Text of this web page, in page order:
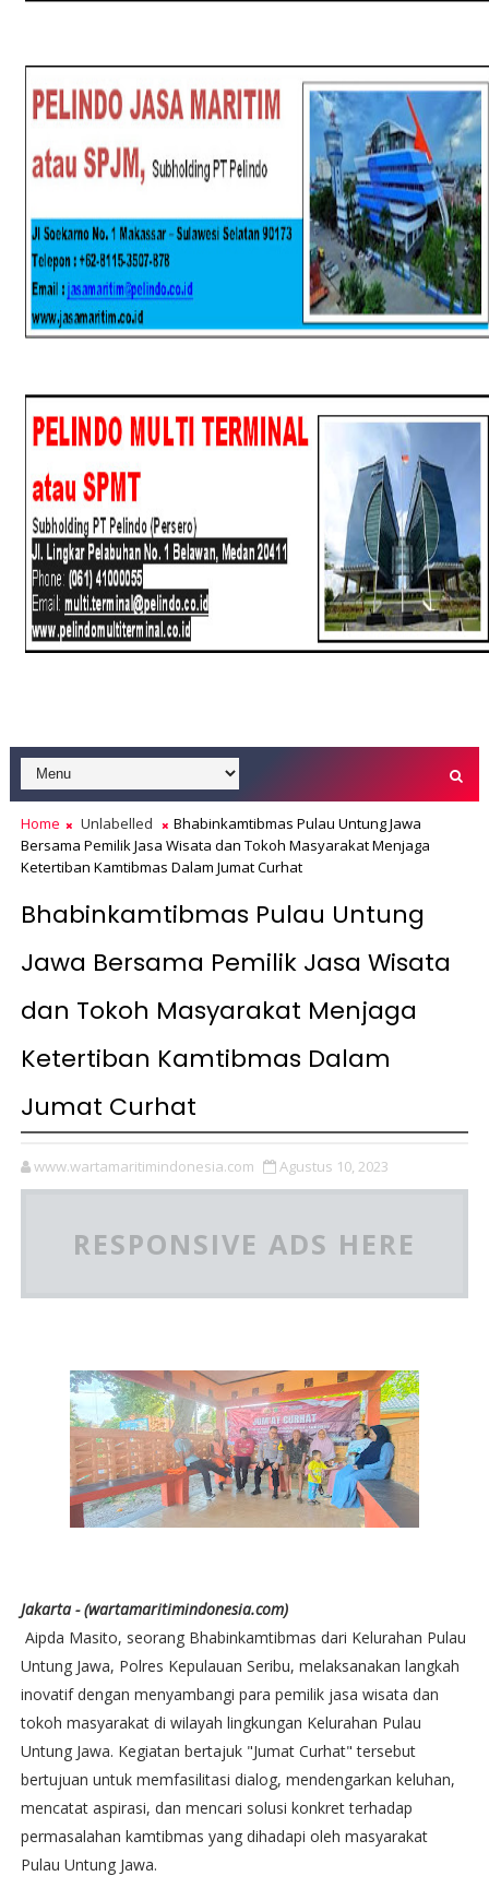
Home Unlabelled
Bhabinkamtibmas Pulau Untung Jawa
Bersama Pemilik Jasa Wisata dan Tokoh Masyarakat Menjaga
Ketertiban Kamtibmas Dalam Jumat Curhat
Bhabinkamtibmas Pulau Untung
Jawa Bersama Pemilik Jasa Wisata
dan Tokoh Masyarakat Menjaga
Ketertiban Kamtibmas Dalam
Jumat Curhat
www.wartamaritimindonesia.com Agustus 10, 2023
RESPONSIVE ADS HERE
Jakarta - (wartamaritimindonesia.com)
Aipda Masito, seorang Bhabinkamtibmas dari Kelurahan Pulau
Untung Jawa, Polres Kepulauan Seribu, melaksanakan langkah
inovatif dengan menyambangi para pemilik jasa wisata dan
tokoh masyarakat di wilayah lingkungan Kelurahan Pulau
Untung Jawa. Kegiatan bertajuk "Jumat Curhat" tersebut
bertujuan untuk memfasilitasi dialog, mendengarkan keluhan,
mencatat aspirasi, dan mencari solusi konkret terhadap
permasalahan kamtibmas yang dihadapi oleh masyarakat
Pulau Untung Jawa.